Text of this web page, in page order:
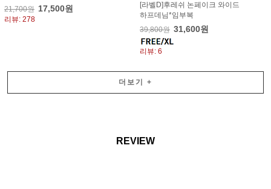
21,700원 17,500원
리뷰: 278
[라벨D]후레쉬 논페이크 와이드
하프데님*임부복
39,800원 31,600원
리뷰: 6
더보기 +
REVIEW